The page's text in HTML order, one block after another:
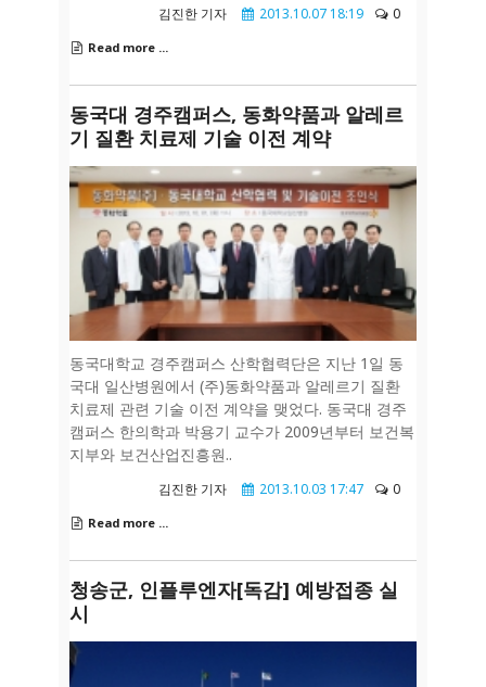
김진한 기자 2013.10.07 18:19 0
Read more ...
동국대 경주캠퍼스, 동화약품과 알레르
기 질환 치료제 기술 이전 계약
동국대학교 경주캠퍼스 산학협력단은 지난 1일 동
국대 일산병원에서 (주)동화약품과 알레르기 질환
치료제 관련 기술 이전 계약을 맺었다. 동국대 경주
캠퍼스 한의학과 박용기 교수가 2009년부터 보건복
지부와 보건산업진흥원..
김진한 기자 2013.10.03 17:47 0
Read more ...
청송군, 인플루엔자[독감] 예방접종 실
시